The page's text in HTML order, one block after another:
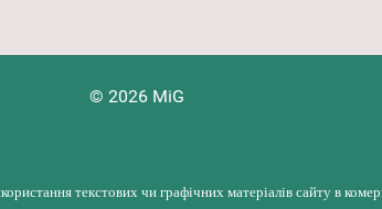
© 2026 MiG
текстових чи графічних матеріалів сайту в